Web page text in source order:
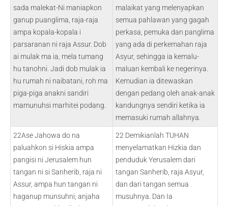
sada malekat-Ni maniapkon
ganup puanglima, raja-raja
ampa kopala-kopala i
parsaranan ni raja Assur. Dob
ai mulak ma ia, mela tumang
hu tanohni. Jadi dob mulak ia
hu rumah ni naibatani, roh ma
piga-piga anakni sandiri
mamunuhsi marhitei podang.
malaikat yang melenyapkan
semua pahlawan yang gagah
perkasa, pemuka dan panglima
yang ada di perkemahan raja
Asyur, sehingga ia kemalu-
maluan kembali ke negerinya.
Kemudian ia ditewaskan
dengan pedang oleh anak-anak
kandungnya sendiri ketika ia
memasuki rumah allahnya.
22Ase Jahowa do na
paluahkon si Hiskia ampa
pangisi ni Jerusalem hun
tangan ni si Sanherib, raja ni
Assur, ampa hun tangan ni
haganup munsuhni; anjaha
22 Demikianlah TUHAN
menyelamatkan Hizkia dan
penduduk Yerusalem dari
tangan Sanherib, raja Asyur,
dan dari tangan semua
musuhnya. Dan Ia